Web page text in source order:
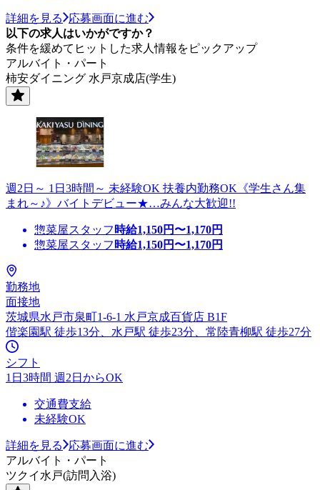
詳細を見る
応募画面に進む
以下の求人はいかがですか？
条件を緩めてヒットした求人情報をピックアップ
アルバイト・パート
柿安ダイニング 水戸京成店(学生)
週2日～ 1日3時間～ 未経験OK 扶養内勤務OK《学生さん集
まれ～♪》バイトデビュー★…みんな大歓迎!!
惣菜屋スタッフ 時給1,150円〜1,170円
惣菜屋スタッフ 時給1,150円〜1,170円
勤務地
面接地
茨城県水戸市泉町1-6-1 水戸京成百貨店 B1F
偕楽園駅 徒歩13分、水戸駅 徒歩23分、常陸青柳駅 徒歩27分
シフト
1日3時間 週2日からOK
交通費支給
未経験OK
詳細を見る
応募画面に進む
アルバイト・パート
ツクイ水戸(訪問入浴)